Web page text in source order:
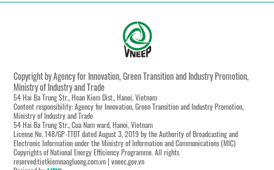
Copyright by Agency for Innovation, Green Transition and Industry Promotion,
Ministry of Industry and Trade
54 Hai Ba Trung Str., Hoan Kiem Dist., Hanoi, Vietnam
Content responsibility: Agency for Innovation, Green Transition and Industry Promotion,
Ministry of Industry and Trade
54 Hai Ba Trung Str., Cua Nam ward, Hanoi, Vietnam
License No. 148/GP-TTĐT dated August 3, 2019 by the Authority of Broadcasting and
Electronic Information under the Ministry of Information and Communications (MIC)
Copyrights of National Energy Efficiency Programme. All rights
reserved:tietkiemnangluong.com.vn | vneec.gov.vn